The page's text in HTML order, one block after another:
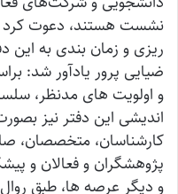
نشست هستند، دعوت کرد
ریزی و زمان بندی به این
ضیایی پرور یادآور شد:
و اولویت های مدنظر،
اندیشی این دفتر نیز
کارشناسان، متخصصان،
پژوهشگران و فعالان و
و دیگر عرصه ها، طبق